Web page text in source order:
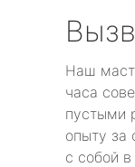
Наш
часа
пустыми
опыту за
с собой